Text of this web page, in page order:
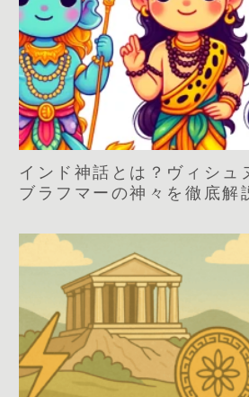
インド神話とは？ヴィシュ
ブラフマーの神々を徹底解